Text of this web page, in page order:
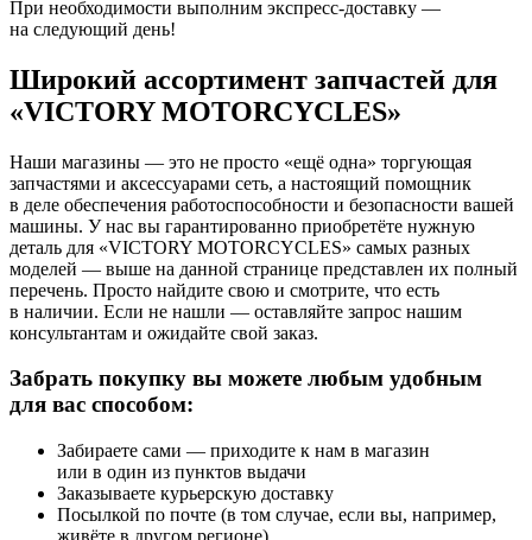
При необходимости выполним экспресс-доставку —
на следующий день!
Широкий ассортимент запчастей для
«VICTORY MOTORCYCLES»
Наши магазины — это не просто «ещё одна» торгующая
запчастями и аксессуарами сеть, а настоящий помощник
в деле обеспечения работоспособности и безопасности вашей
машины. У нас вы гарантированно приобретёте нужную
деталь для «VICTORY MOTORCYCLES» самых разных
моделей — выше на данной странице представлен их полный
перечень. Просто найдите свою и смотрите, что есть
в наличии. Если не нашли — оставляйте запрос нашим
консультантам и ожидайте свой заказ.
Забрать покупку вы можете любым удобным
для вас способом:
Забираете сами — приходите к нам в магазин
или в один из пунктов выдачи
Заказываете курьерскую доставку
Посылкой по почте (в том случае, если вы, например,
живёте в другом регионе)